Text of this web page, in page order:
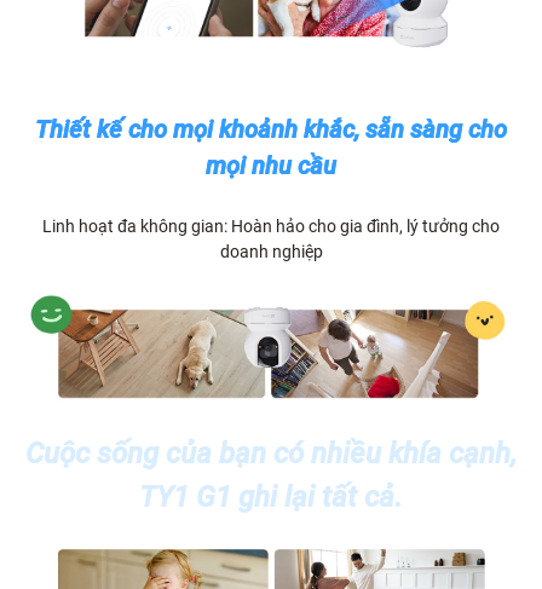
Thiết kế cho mọi khoảnh khắc, sẵn sàng cho
mọi nhu cầu
Linh hoạt đa không gian: Hoàn hảo cho gia đình, lý tưởng cho
doanh nghiệp
Cuộc sống của bạn có nhiều khía cạnh,
TY1 G1 ghi lại tất cả.